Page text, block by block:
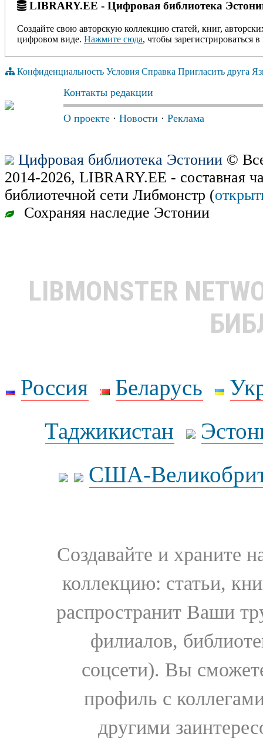
LIBRARY.EE - Цифровая библиотека
Создайте свою авторскую коллекцию статей, книг,
цифровом виде. Нажмите сюда, чтобы зарегистрироваться в
Конфиденциальность Условия Справка Пригласить друга
Контакты редакции
О проекте · Новости · Реклама
Цифровая библиотека Эстонии ©
2014-2026, LIBRARY.EE - составная
библиотечной сети Либмонстр (
Сохраняя наследие Эстонии
LIBMONSTER
Россия Беларусь
Таджикистан
США-
Создавайте и храните
коллекцию: статьи,
распространит Ваши
филиалов,
соцсети). Вы
профиль с
другими